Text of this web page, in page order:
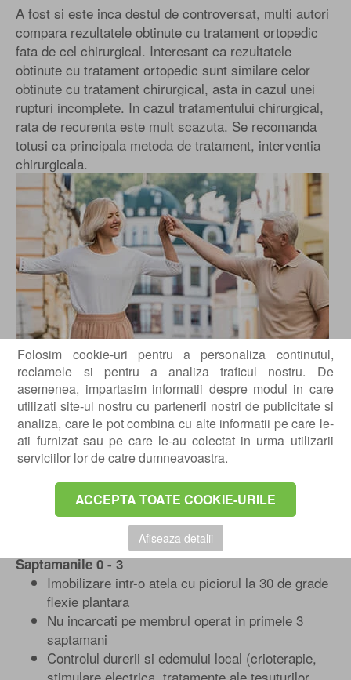
Folosim cookie-uri pentru a personaliza continutul,
reclamele si pentru a analiza traficul nostru. De
asemenea, impartasim informatii despre modul in care
utilizati site-ul nostru cu partenerii nostri de publicitate si
analiza, care le pot combina cu alte informatii pe care le-
ati furnizat sau pe care le-au colectat in urma utilizarii
serviciilor lor de catre dumneavoastra.
ACCEPTA TOATE COOKIE-URILE
Afiseaza detalii
A fost si este inca destul de controversat, multi autori
compara rezultatele obtinute cu tratament ortopedic
fata de cel chirurgical. Interesant ca rezultatele
obtinute cu tratament ortopedic sunt similare celor
obtinute cu tratament chirurgical, asta in cazul unei
rupturi incomplete. In cazul tratamentului chirurgical,
rata de recurenta este mult scazuta. Se recomanda
totusi ca principala metoda de tratament, interventia
chirurgicala.
Protocol de recuperare
Saptamanile 0 - 3
Imobilizare intr-o atela cu piciorul la 30 de grade
flexie plantara
Nu incarcati pe membrul operat in primele 3
saptamani
Controlul durerii si edemului local (crioterapie,